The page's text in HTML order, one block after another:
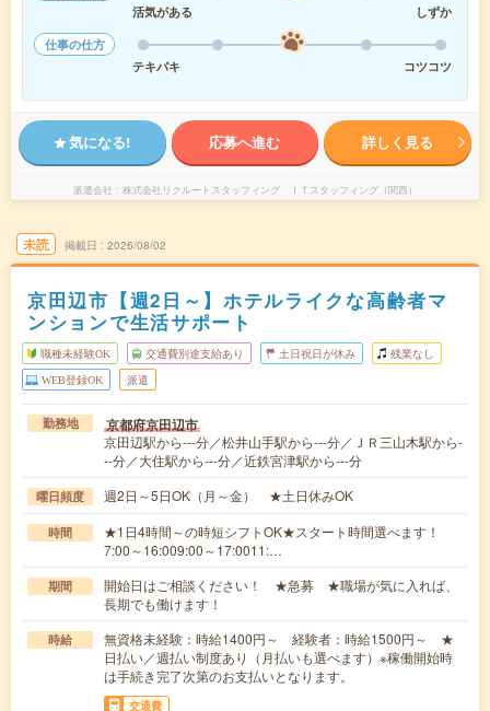
活気がある
しずか
仕事の仕方
テキパキ
コツコツ
気になる! 応募へ進む 詳しく見る
派遣会社 株式会社リクルートスタッフィング ＩＴスタッフィング（関西）
未読 掲載日 2026/08/02
京田辺市【週2日～】ホテルライクな高齢者マ
ンションで生活サポート
職種未経験OK 交通費別途支給あり 土日祝日が休み 残業なし
WEB登録OK 派遣
勤務地 京都府京田辺市
京田辺駅から---分／松井山手駅から---分／ＪＲ三山木駅から-
--分／大住駅から---分／近鉄宮津駅から---分
曜日頻度 週2日～5日OK（月～金） ★土日休みOK
時間
★1日4時間～の時短シフトOK★スタート時間選べます！
7:00～16:009:00～17:0011:…
期間
開始日はご相談ください！ ★急募 ★職場が気に入れば、
長期でも働けます！
時給
無資格未経験：時給1400円～ 経験者：時給1500円～ ★
日払い／週払い制度あり（月払いも選べます）※稼働開始時
は手続き完了次第のお支払いとなります。
交通費